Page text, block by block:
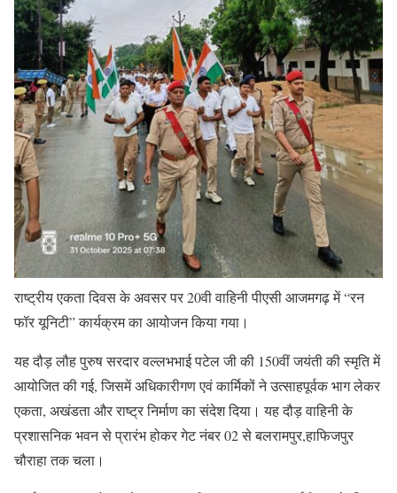
राष्ट्रीय एकता दिवस के अवसर पर 20वी वाहिनी पीएसी आजमगढ़ में “रन
फॉर यूनिटी” कार्यक्रम का आयोजन किया गया।
यह दौड़ लौह पुरुष सरदार वल्लभभाई पटेल जी की 150वीं जयंती की स्मृति में
आयोजित की गई, जिसमें अधिकारीगण एवं कार्मिकों ने उत्साहपूर्वक भाग लेकर
एकता, अखंडता और राष्ट्र निर्माण का संदेश दिया। यह दौड़ वाहिनी के
प्रशासनिक भवन से प्रारंभ होकर गेट नंबर 02 से बलरामपुर,हाफिजपुर
चौराहा तक चला।